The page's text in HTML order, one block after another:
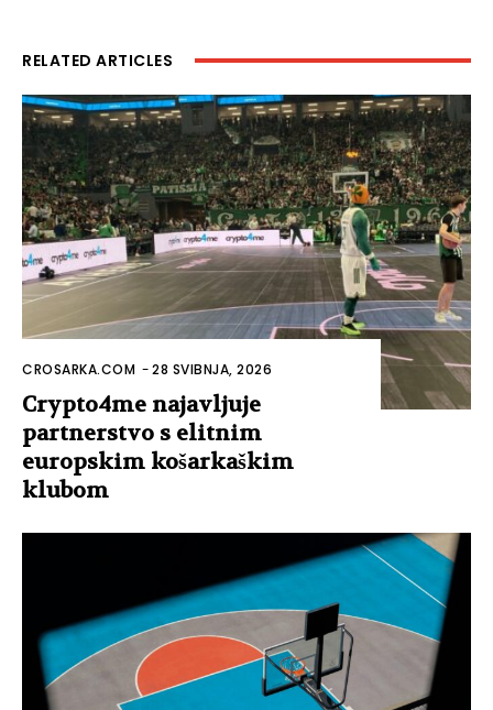
RELATED ARTICLES
CROSARKA.COM -28 SVIBNJA, 2026
Crypto4me najavljuje
partnerstvo s elitnim
europskim košarkaškim
klubom